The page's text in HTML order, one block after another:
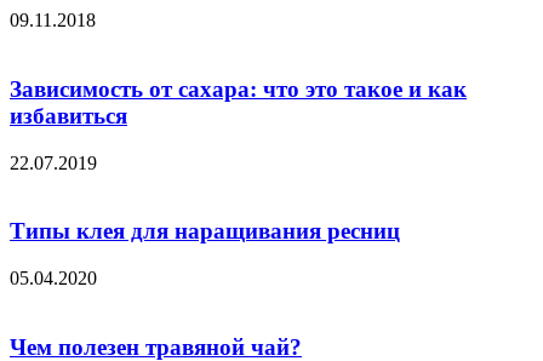
09.11.2018
Зависимость от сахара: что это такое и как
избавиться
22.07.2019
Типы клея для наращивания ресниц
05.04.2020
Чем полезен травяной чай?